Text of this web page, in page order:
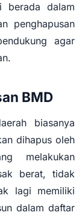
berada dalam
penghapusan
agar
BMD
biasanya
dihapus oleh
melakukan
berat, tidak
lagi memiliki
dalam daftar